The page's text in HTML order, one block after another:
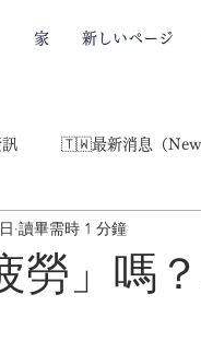
家 新しいページ
🇹🇼最新消息（
勞」嗎
讀畢需時 1 分鐘